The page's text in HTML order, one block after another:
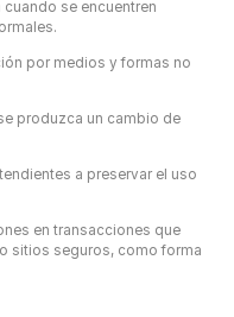
se encuentren
por medios y formas no
produzca un cambio de
a preservar el uso
en transacciones que
sitios seguros, como forma